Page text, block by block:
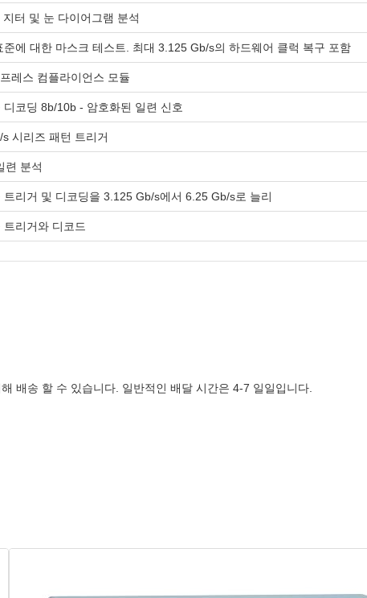
지터 및 눈 다이어그램 분석
준에 대한 마스크 테스트. 최대 3.125 Gb/s의 하드웨어 클럭 복구 포함
레스 컴플라이언스 모듈
디코딩 8b/10b - 암호화된 일련 신호
시리즈 패턴 트리거
련 분석
트리거 및 디코딩을 3.125 Gb/s에서 6.25 Gb/s로 늘리
트리거와 디코드
배송 할 수 있습니다. 일반적인 배달 시간은 4-7 일일입니다.